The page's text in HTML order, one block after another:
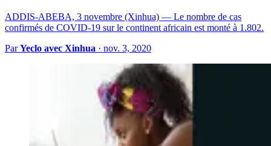
ADDIS-ABEBA, 3 novembre (Xinhua) — Le nombre de cas
confirmés de COVID-19 sur le continent africain est monté à 1.802.
ParYeclo avec Xinhua · nov. 3, 2020